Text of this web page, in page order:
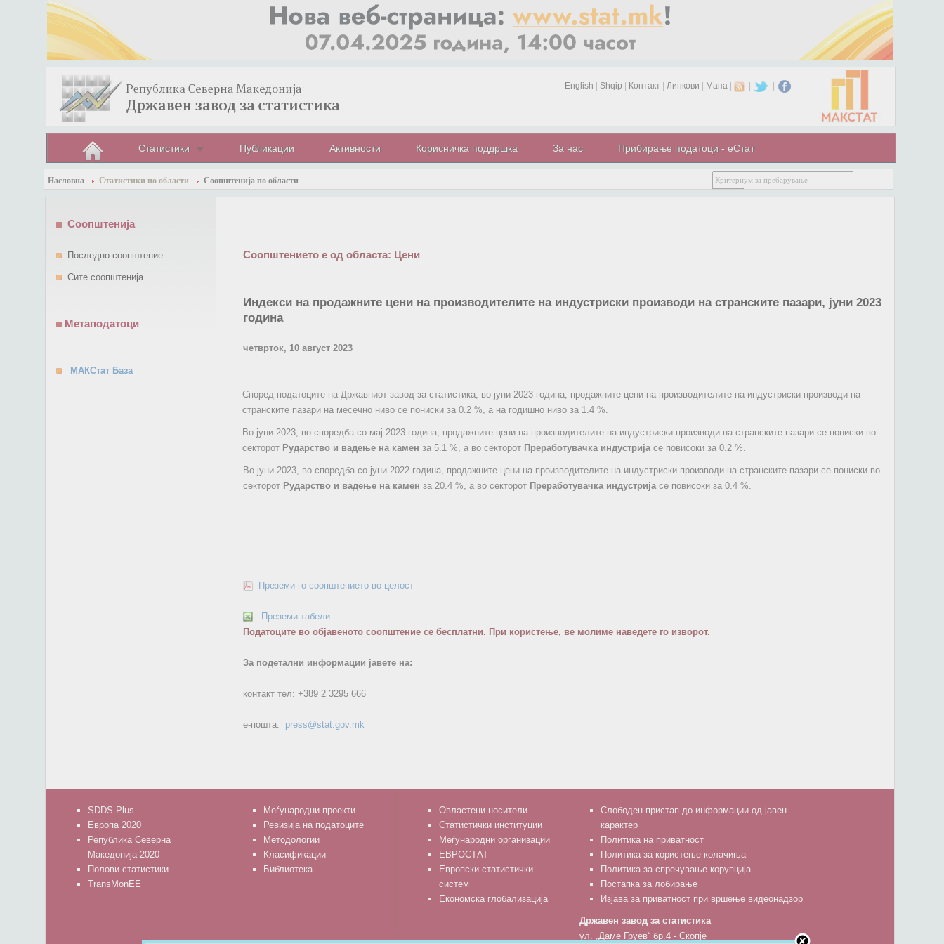
English Shqip Контакт Линкови Мапа| | |
Статистики Публикации Активности Корисничка поддршка За нас Прибирање податоци - еСтат
Насловна Статистики по области Соопштенија по области
Соопштението е од областа: Цени
Индекси на продажните цени на производителите на индустриски производи на странските пазари, јуни 2023
година
четврток, 10 август 2023
Според податоците на Државниот завод за статистика, во јуни 2023 година, продажните цени на производителите на индустриски производи на
странските пазари на месечно ниво се пониски за 0.2 %, а на годишно ниво за 1.4 %.
Во јуни 2023, во споредба со мај 2023 година, продажните цени на производителите на индустриски производи на странските пазари се пониски во
секторот Рударство и вадење на камен за 5.1 %, а во секторот Преработувачка индустријасе повисоки за 0.2 %.
Во јуни 2023, во споредба со јуни 2022 година, продажните цени на производителите на индустриски производи на странските пазари се пониски во
секторот Рударство и вадење на камен за 20.4 %, а во секторот Преработувачка индустријасе повисоки за 0.4 %.
Преземи го соопштението во целост
Преземи табели
Податоците во објавеното соопштение се бесплатни. При користење, ве молиме наведете го изворот.
За подетални информации јавете на:
контакт тел: +389 2 3295 666
е-пошта: press@stat.gov.mk
Соопштенија
Последно соопштение
Сите соопштенија
Метаподатоци
МАКСтат База
SDDS Plus
Европа 2020
Република Северна
Македонија 2020
Полови статистики
TransMonEE
Меѓународни проекти
Ревизија на податоците
Методологии
Класификации
Библиотека
Овластени носители
Статистички институции
Меѓународни организации
ЕВРОСТАТ
Европски статистички
систем
Економска глобализација
Слободен пристап до информации од јавен
карактер
Политика на приватност
Политика за користење колачиња
Политика за спречување корупција
Постапка за лобирање
Изјава за приватност при вршење видеонадзор
Државен завод за статистика
ул. „Даме Груев“ бр.4 - Скопје